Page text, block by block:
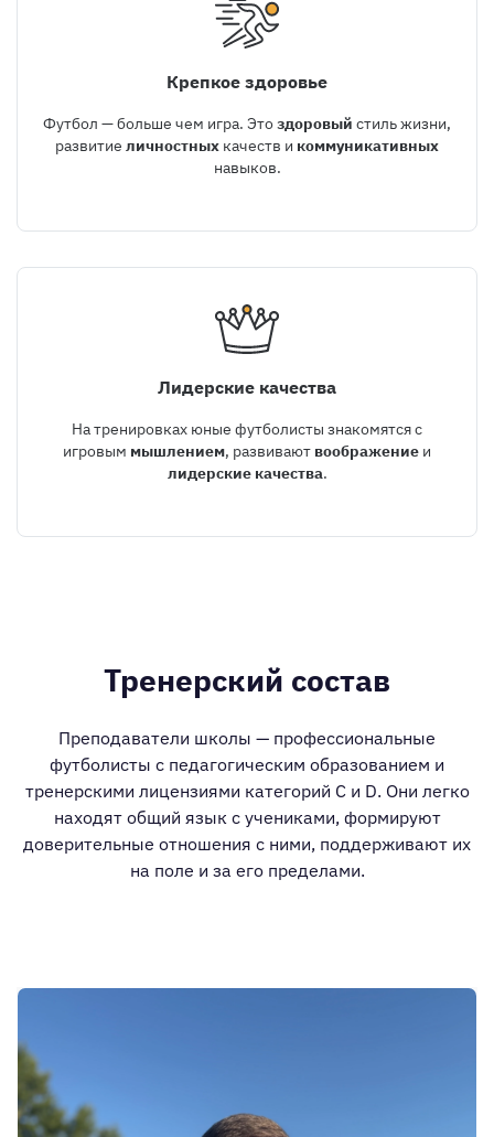
Крепкое здоровье
Футбол — больше чем игра. Этоздоровый стиль жизни,
развитие личностных качеств и коммуникативных
навыков.
Лидерские качества
На тренировках юные футболисты знакомятся с
игровым мышлением, развивают воображение и
лидерские качества.
Тренерский состав
Преподаватели школы — профессиональные
футболисты с педагогическим образованием и
тренерскими лицензиями категорий С и D. Они легко
находят общий язык с учениками, формируют
доверительные отношения с ними, поддерживают их
на поле и за его пределами.